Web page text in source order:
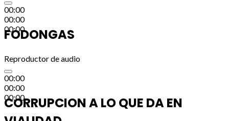
00:00
00:00
00:00
FODONGAS
Reproductor de audio
00:00
00:00
00:00
CORRUPCION A LO QUE DA EN